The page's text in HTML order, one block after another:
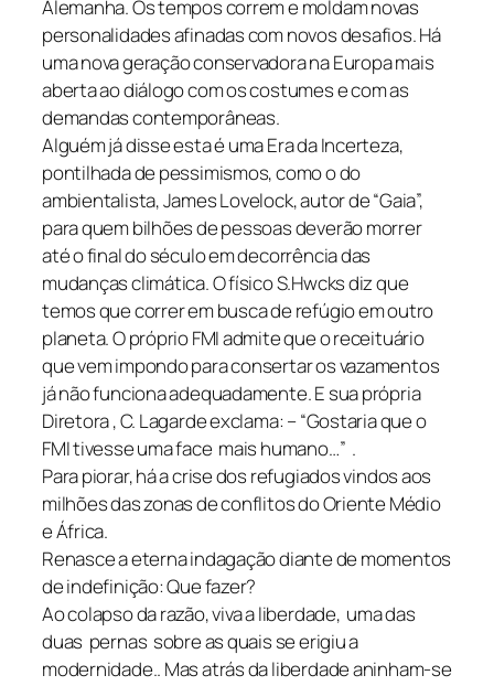
Alemanha. Os tempos correm e moldam novas
personalidades afinadas com novos desafios. Há
uma nova geração conservadora na Europa mais
aberta ao diálogo com os costumes e com as
demandas contemporâneas.
Alguém já disse esta é uma Era da Incerteza,
pontilhada de pessimismos, como o do
ambientalista, James Lovelock, autor de “Gaia”,
para quem bilhões de pessoas deverão morrer
até o final do século em decorrência das
mudanças climática. O físico S.Hwcks diz que
temos que correr em busca de refúgio em outro
planeta. O próprio FMI admite que o receituário
que vem impondo para consertar os vazamentos
já não funciona adequadamente. E sua própria
Diretora , C. Lagarde exclama: – “Gostaria que o
FMI tivesse uma face mais humano…” .
Para piorar, há a crise dos refugiados vindos aos
milhões das zonas de conflitos do Oriente Médio
e África.
Renasce a eterna indagação diante de momentos
de indefinição: Que fazer?
Ao colapso da razão, viva a liberdade, uma das
duas pernas sobre as quais se erigiu a
modernidade.. Mas atrás da liberdade aninham-se